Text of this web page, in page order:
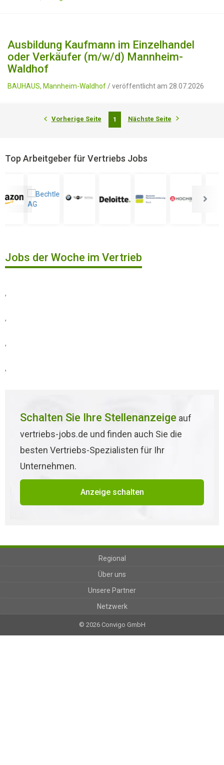
Ausbildung Kaufmann im Einzelhandel
oder Verkäufer (m/w/d) Mannheim-
Waldhof
BAUHAUS, Mannheim-Waldhof / veröffentlicht am 28.07.2026
Vorherige Seite 1 Nächste Seite
Top Arbeitgeber für Vertriebs Jobs
Jobs der Woche im Vertrieb
,
,
,
,
Schalten Sie Ihre Stellenanzeige auf
vertriebs-jobs.de und finden auch Sie die
besten Vertriebs-Spezialisten für Ihr
Unternehmen.
Anzeige schalten
Regional
Über uns
Unsere Partner
Netzwerk
© 2026 Convigo GmbH